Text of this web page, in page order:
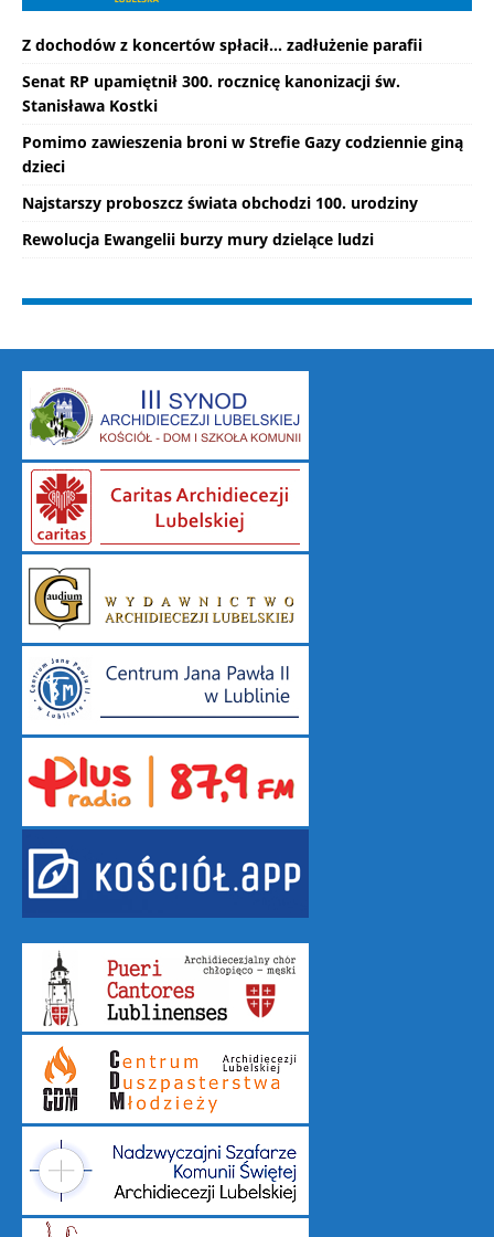
Z dochodów z koncertów spłacił... zadłużenie parafii
Senat RP upamiętnił 300. rocznicę kanonizacji św.
Stanisława Kostki
Pomimo zawieszenia broni w Strefie Gazy codziennie giną
dzieci
Najstarszy proboszcz świata obchodzi 100. urodziny
Rewolucja Ewangelii burzy mury dzielące ludzi